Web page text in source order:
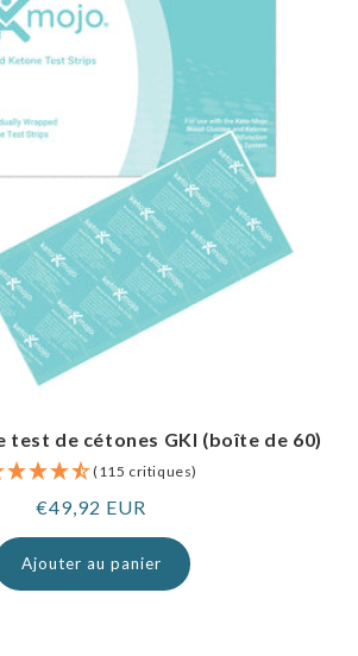
test de cétones GKI (boîte de 60)
(115 critiques)
Prix
normal
€49,92 EUR
Ajouter au panier